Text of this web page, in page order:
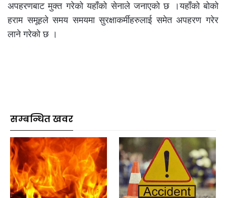
अपहरणबाट मुक्त गरेको यहाँको सेनाले जनाएको छ ।यहाँको बोको
हराम समूहले समय समयमा सुरक्षाकर्मीहरुलाई समेत अपहरण गरेर
लाने गरेको छ ।
सम्बन्धित खवर